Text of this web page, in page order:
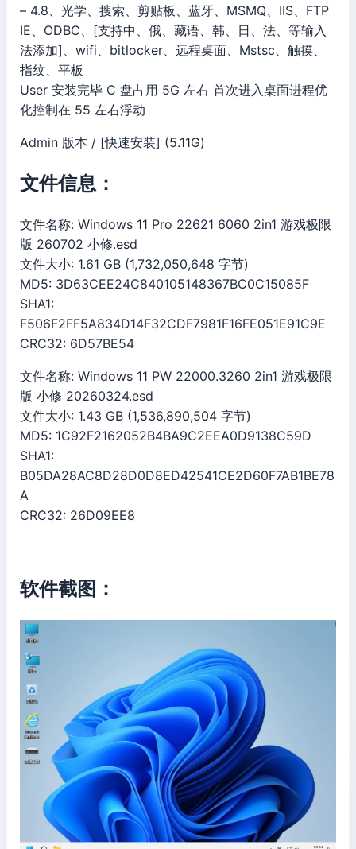
– 4.8、光学、搜索、剪贴板、蓝牙、MSMQ、IIS、FTP
IE、ODBC、[支持中、俄、藏语、韩、日、法、等输入
法添加]、wifi、bitlocker、远程桌面、Mstsc、触摸、
指纹、平板
User 安装完毕 C 盘占用 5G 左右 首次进入桌面进程优
化控制在 55 左右浮动
Admin 版本 / [快速安装] (5.11G)
文件信息：
文件名称: Windows 11 Pro 22621 6060 2in1 游戏极限
版 260702 小修.esd
文件大小: 1.61 GB (1,732,050,648 字节)
MD5: 3D63CEE24C840105148367BC0C15085F
SHA1:
F506F2FF5A834D14F32CDF7981F16FE051E91C9E
CRC32: 6D57BE54
文件名称: Windows 11 PW 22000.3260 2in1 游戏极限
版 小修 20260324.esd
文件大小: 1.43 GB (1,536,890,504 字节)
MD5: 1C92F2162052B4BA9C2EEA0D9138C59D
SHA1:
B05DA28AC8D28D0D8ED42541CE2D60F7AB1BE78
A
CRC32: 26D09EE8
软件截图：